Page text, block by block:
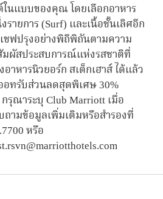
นแบบของคุณ โดยเลือกอาหาร
รายการ (Surf) และเนื้อชั้นเลิศอีก
ชฟปรุงอย่างพิถีพิถันตามความ
ผัสประสบการณ์แห่งรสชาติที่
หารนิวยอร์ก สเต็กเฮาส์ ได้แล้ว
ทรับส่วนลดสุดพิเศษ 30%
รุณาระบุ Club Marriott เมื่อ
ามข้อมูลเพิ่มเติมหรือสำรองที่
หรือ